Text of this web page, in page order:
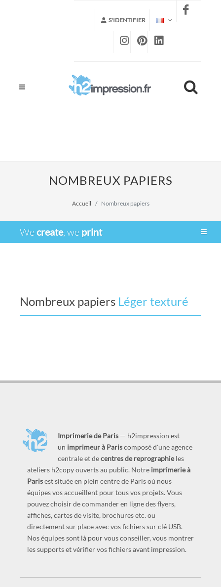
S'IDENTIFIER
NOMBREUX PAPIERS
Accueil Nombreux papiers
Wecreate, we print
Nombreux papiers Léger recyclé
Imprimerie de Paris — h2impression est
un imprimeur à Pariscomposé d'une agence
centrale et decentres de reprographieles
ateliers h2copy ouverts au public. Notre imprimerie à
Parisest située en plein centre de Paris où nous
équipes vos accueillent pour tous vos projets. Vous
pouvez choisir de commander en ligne des flyers,
affiches, cartes de visite, brochures etc. ou
directement sur place avec vos fichiers sur clé USB.
Nos équipes sont là pour vous conseiller, vous montrer
les supports et vérifier vos fichiers avant impression.